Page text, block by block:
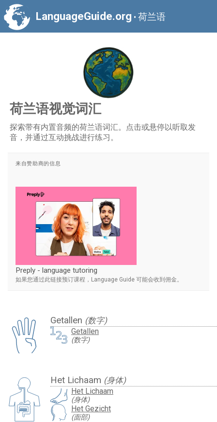
LanguageGuide.org • 荷兰语
荷兰语视觉词汇
探索带有内置音频的荷兰语词汇。点击或悬停以听取发
音，并通过互动挑战进行练习。
Getallen (数字)
Getallen
(数字)
Het Lichaam (身体)
Het Lichaam
(身体)
Het Gezicht
(面部)
来自赞助商的信息
Preply - language tutoring
如果您通过此链接预订课程，Language Guide 可能会收到佣金。